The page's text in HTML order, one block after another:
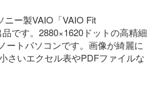
ニー製VAIO「VAIO Fit
です。2880×1620ドットの高精細
ートパソコンです。画像が綺麗に
さいエクセル表やPDFファイルな